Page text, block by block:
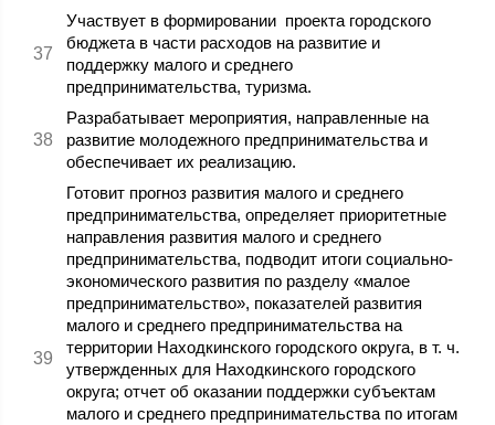
Участвует в формировании проекта городского
бюджета в части расходов на развитие и
поддержку малого и среднего
предпринимательства, туризма.
Разрабатывает мероприятия, направленные на
развитие молодежного предпринимательства и
обеспечивает их реализацию.
Готовит прогноз развития малого и среднего
предпринимательства, определяет приоритетные
направления развития малого и среднего
предпринимательства, подводит итоги социально-
экономического развития по разделу «малое
предпринимательство», показателей развития
малого и среднего предпринимательства на
территории Находкинского городского округа, в т. ч.
утвержденных для Находкинского городского
округа; отчет об оказании поддержки субъектам
малого и среднего предпринимательства по итогам